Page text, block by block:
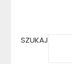
SZUKAJ